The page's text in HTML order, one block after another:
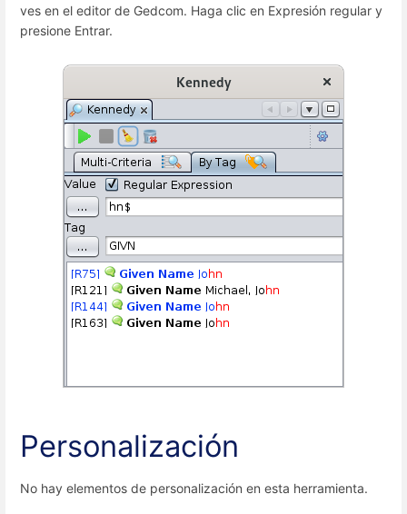
ves en el editor de Gedcom. Haga clic en Expresión regular y
presione Entrar.
Personalización
No hay elementos de personalización en esta herramienta.